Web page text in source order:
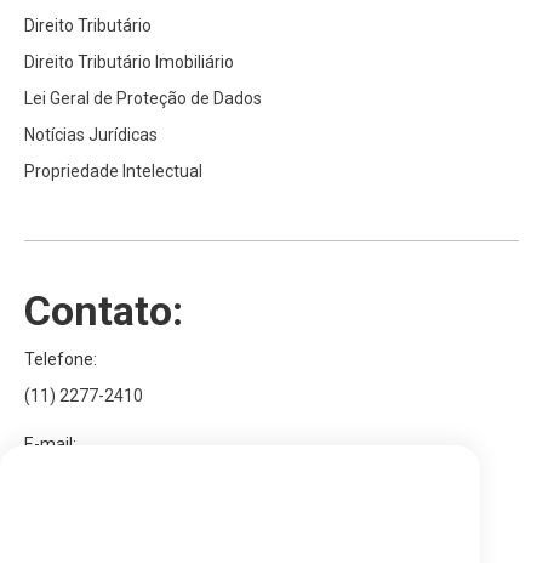
Direito Tributário
Direito Tributário Imobiliário
Lei Geral de Proteção de Dados
Notícias Jurídicas
Propriedade Intelectual
Contato:
Telefone:
(11) 2277-2410
E-mail: